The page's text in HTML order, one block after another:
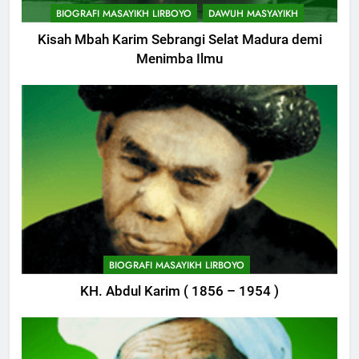
BIOGRAFI MASAYIKH LIRBOYO DAWUH MASYAYIKH
Kisah Mbah Karim Sebrangi Selat Madura demi
Menimba Ilmu
BIOGRAFI MASAYIKH LIRBOYO
KH. Abdul Karim ( 1856 – 1954 )
Himasal Semen Sumbang
Pembangunan Kantor Himasal
POJOK LIRBOYO
745